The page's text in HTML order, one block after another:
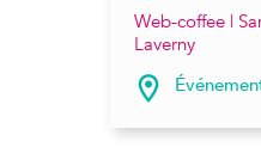
Web-coffee |
Laverny